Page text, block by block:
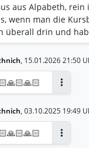
aus Alpabeth, rein
wenn man die
überall drin und
, 15.01.2026 21:50
, 03.10.2025 19:49